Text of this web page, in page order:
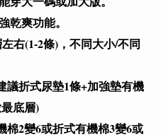
乾爽功能。
右(1-2條)，不同大小/不同
折式尿墊1條+加強墊有機
底層)
棉2變6或折式有機棉3變6或